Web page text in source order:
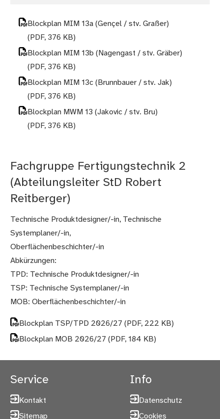
Blockplan MIM 13a (Gençel / stv. Graßer)
(PDF, 376 KB)
Blockplan MIM 13b (Nagengast / stv. Gräber)
(PDF, 376 KB)
Blockplan MIM 13c (Brunnbauer / stv. Jak)
(PDF, 376 KB)
Blockplan MWM 13 (Jakovic / stv. Bru)
(PDF, 376 KB)
Fachgruppe Fertigungstechnik 2
(Abteilungsleiter StD Robert
Reitberger)
Technische Produktdesigner/-in, Technische
Systemplaner/-in,
Oberflächenbeschichter/-in
Abkürzungen:
TPD: Technische Produktdesigner/-in
TSP: Technische Systemplaner/-in
MOB: Oberflächenbeschichter/-in
Blockplan TSP/TPD 2026/27(PDF, 222 KB)
Blockplan MOB 2026/27(PDF, 184 KB)
Service
Kontakt
Sitemap
Info
Datenschutz
Cookies